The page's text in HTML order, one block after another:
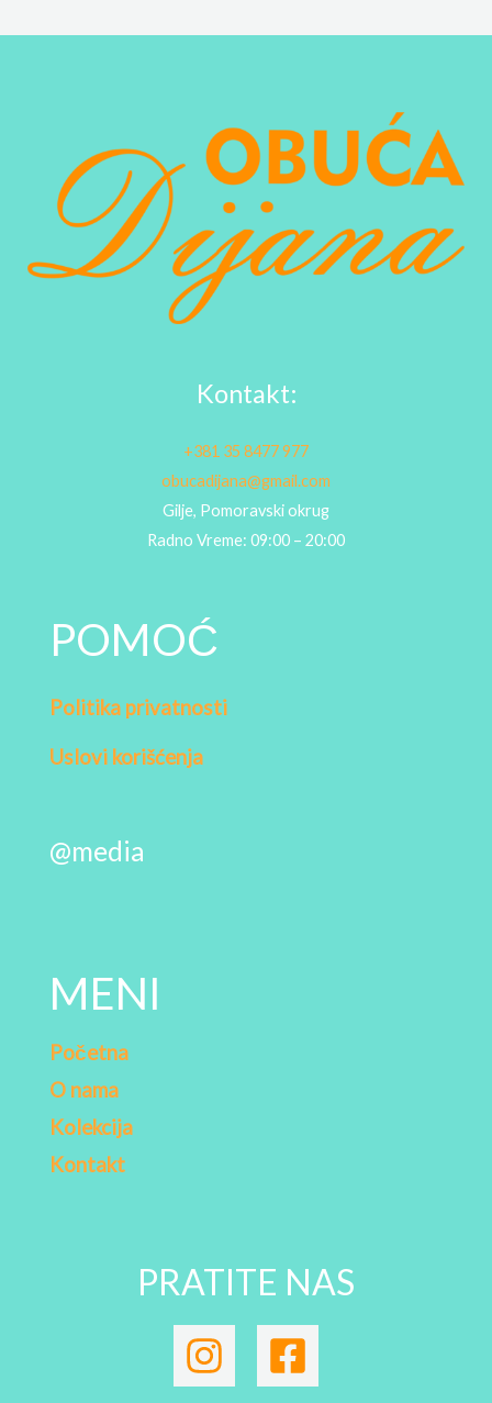
Kontakt:
+381 35 8477 977
obucadijana@gmail.com
Gilje, Pomoravski okrug
Radno Vreme: 09:00 – 20:00
POMOĆ
Politika privatnosti
Uslovi korišćenja
@media
MENI
Početna
O nama
Kolekcija
Kontakt
PRATITE NAS